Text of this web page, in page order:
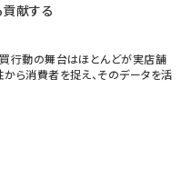
献する
行動の舞台はほとんどが実店舗
ら消費者を捉え、そのデータを活